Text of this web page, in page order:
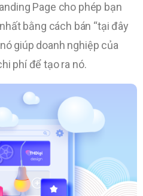
Page cho phép bạn
bằng cách bán “tại đây
giúp doanh nghiệp của
phí để tạo ra nó.